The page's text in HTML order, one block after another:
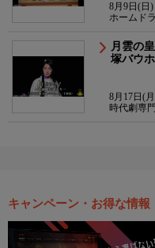
8月9日(日)
ホームド
月雲の
塚バウ
8月17日(
時代劇専
キャンペーン・お得な情報